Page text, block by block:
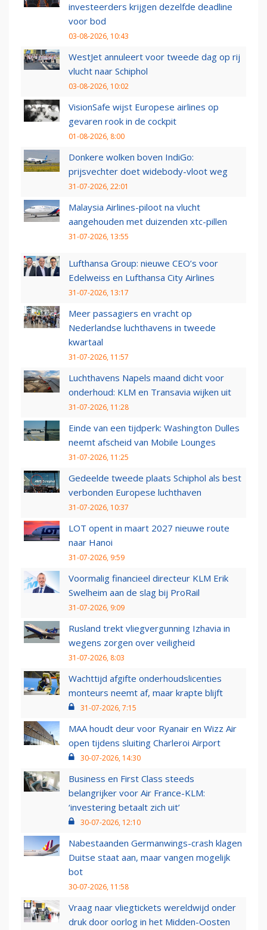
investeerders krijgen dezelfde deadline
voor bod
03-08-2026, 10:43
WestJet annuleert voor tweede dag op rij
vlucht naar Schiphol
03-08-2026, 10:02
VisionSafe wijst Europese airlines op
gevaren rook in de cockpit
01-08-2026, 8:00
Donkere wolken boven IndiGo:
prijsvechter doet widebody-vloot weg
31-07-2026, 22:01
Malaysia Airlines-piloot na vlucht
aangehouden met duizenden xtc-pillen
31-07-2026, 13:55
Lufthansa Group: nieuwe CEO’s voor
Edelweiss en Lufthansa City Airlines
31-07-2026, 13:17
Meer passagiers en vracht op
Nederlandse luchthavens in tweede
kwartaal
31-07-2026, 11:57
Luchthavens Napels maand dicht voor
onderhoud: KLM en Transavia wijken uit
31-07-2026, 11:28
Einde van een tijdperk: Washington Dulles
neemt afscheid van Mobile Lounges
31-07-2026, 11:25
Gedeelde tweede plaats Schiphol als best
verbonden Europese luchthaven
31-07-2026, 10:37
LOT opent in maart 2027 nieuwe route
naar Hanoi
31-07-2026, 9:59
Voormalig financieel directeur KLM Erik
Swelheim aan de slag bij ProRail
31-07-2026, 9:09
Rusland trekt vliegvergunning Izhavia in
wegens zorgen over veiligheid
31-07-2026, 8:03
Wachttijd afgifte onderhoudslicenties
monteurs neemt af, maar krapte blijft
31-07-2026, 7:15
MAA houdt deur voor Ryanair en Wizz Air
open tijdens sluiting Charleroi Airport
30-07-2026, 14:30
Business en First Class steeds
belangrijker voor Air France-KLM:
‘investering betaalt zich uit’
30-07-2026, 12:10
Nabestaanden Germanwings-crash klagen
Duitse staat aan, maar vangen mogelijk
bot
30-07-2026, 11:58
Vraag naar vliegtickets wereldwijd onder
druk door oorlog in het Midden-Oosten